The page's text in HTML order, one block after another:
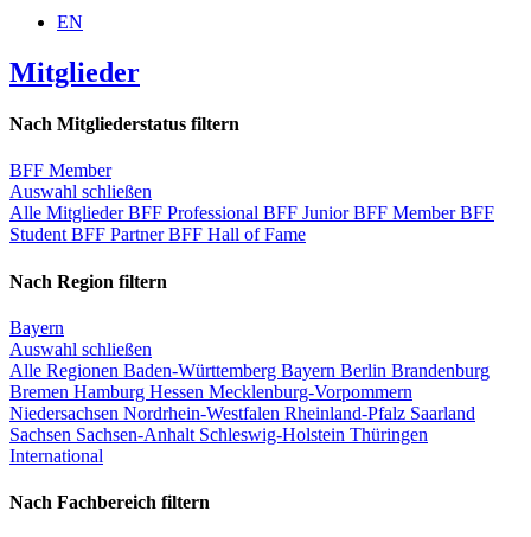
EN
Mitglieder
Nach Mitgliederstatus filtern
BFF Member
Auswahl schließen
Alle MitgliederBFF Professional BFF JuniorBFF MemberBFF
Student BFF PartnerBFF Hall of Fame
Nach Region filtern
Bayern
Auswahl schließen
Alle Regionen Baden-Württemberg Bayern Berlin Brandenburg
Bremen Hamburg Hessen Mecklenburg-Vorpommern
Niedersachsen Nordrhein-Westfalen Rheinland-Pfalz Saarland
Sachsen Sachsen-Anhalt Schleswig-Holstein Thüringen
International
Nach Fachbereich filtern